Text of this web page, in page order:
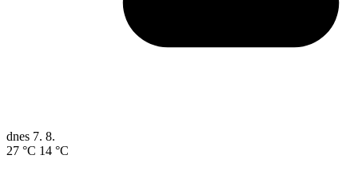
dnes 7. 8.
27 °C 14 °C